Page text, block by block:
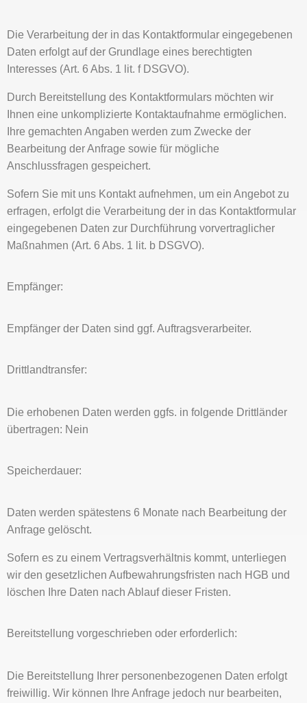
Die Verarbeitung der in das Kontaktformular eingegebenen
Daten erfolgt auf der Grundlage eines berechtigten
Interesses (Art. 6 Abs. 1 lit. f DSGVO).
Durch Bereitstellung des Kontaktformulars möchten wir
Ihnen eine unkomplizierte Kontaktaufnahme ermöglichen.
Ihre gemachten Angaben werden zum Zwecke der
Bearbeitung der Anfrage sowie für mögliche
Anschlussfragen gespeichert.
Sofern Sie mit uns Kontakt aufnehmen, um ein Angebot zu
erfragen, erfolgt die Verarbeitung der in das Kontaktformular
eingegebenen Daten zur Durchführung vorvertraglicher
Maßnahmen (Art. 6 Abs. 1 lit. b DSGVO).
Empfänger:
Empfänger der Daten sind ggf. Auftragsverarbeiter.
Drittlandtransfer:
Die erhobenen Daten werden ggfs. in folgende Drittländer
übertragen: Nein
Speicherdauer:
Daten werden spätestens 6 Monate nach Bearbeitung der
Anfrage gelöscht.
Sofern es zu einem Vertragsverhältnis kommt, unterliegen
wir den gesetzlichen Aufbewahrungsfristen nach HGB und
löschen Ihre Daten nach Ablauf dieser Fristen.
Bereitstellung vorgeschrieben oder erforderlich:
Die Bereitstellung Ihrer personenbezogenen Daten erfolgt
freiwillig. Wir können Ihre Anfrage jedoch nur bearbeiten,